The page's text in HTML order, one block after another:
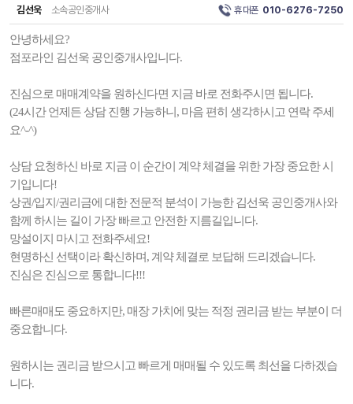
김선욱 소속공인중개사 휴대폰 010-6276-7250
안녕하세요?
점포라인 김선욱 공인중개사입니다.
진심으로 매매계약을 원하신다면 지금 바로 전화주시면 됩니다.
(24시간 언제든 상담 진행 가능하니, 마음 편히 생각하시고 연락 주세
요^-^)
상담 요청하신 바로 지금 이 순간이 계약 체결을 위한 가장 중요한 시
기입니다!
상권/입지/권리금에 대한 전문적 분석이 가능한 김선욱 공인중개사와
함께 하시는 길이 가장 빠르고 안전한 지름길입니다.
망설이지 마시고 전화주세요!
현명하신 선택이라 확신하며, 계약 체결로 보답해 드리겠습니다.
진심은 진심으로 통합니다!!!
빠른매매도 중요하지만, 매장 가치에 맞는 적정 권리금 받는 부분이 더
중요합니다.
원하시는 권리금 받으시고 빠르게 매매될 수 있도록 최선을 다하겠습
니다.